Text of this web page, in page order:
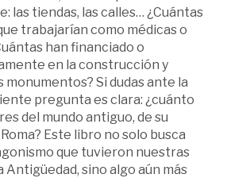
las tiendas, las calles… ¿Cuántas
trabajarían como médicas o
han financiado o
en la construcción y
monumentos? Si dudas ante la
pregunta es clara: ¿cuánto
del mundo antiguo, de su
Este libro no solo busca
que tuvieron nuestras
Antigüedad, sino algo aún más